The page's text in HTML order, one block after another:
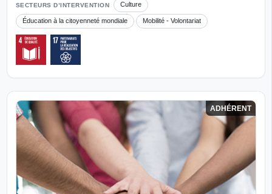
SECTEURS D’INTERVENTION Culture
Éducation à la citoyenneté mondiale Mobilité - Volontariat
ADHÉRENT